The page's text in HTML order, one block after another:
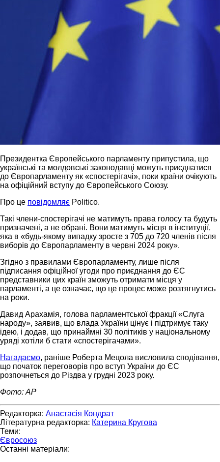
Президентка Європейського парламенту припустила, що
українські та молдовські законодавці можуть приєднатися
до Європарламенту як «спостерігачі», поки країни очікують
на офіційний вступу до Європейського Союзу.
Про це повідомляє Politico.
Такі члени-спостерігачі не матимуть права голосу та будуть
призначені, а не обрані. Вони матимуть місця в інституції,
яка в «будь-якому випадку зросте з 705 до 720 членів після
виборів до Європарламенту в червні 2024 року».
Згідно з правилами Європарламенту, лише після
підписання офіційної угоди про приєднання до ЄС
представники цих країн зможуть отримати місця у
парламенті, а це означає, що це процес може розтягнутись
на роки.
Давид Арахамія, голова парламентської фракції «Слуга
народу», заявив, що влада України цінує і підтримує таку
ідею, і додав, що принаймні 30 політиків у національному
уряді хотіли б стати «спостерігачами».
Нагадаємо, раніше Роберта Мецола висловила сподівання,
що початок переговорів про вступ України до ЄС
розпочнеться до Різдва у грудні 2023 року.
Фото: АР
Редакторка: Анастасія Кондрат
Літературна редакторка: Катерина Кругова
Теми:
Євросоюз
Останні матеріали: